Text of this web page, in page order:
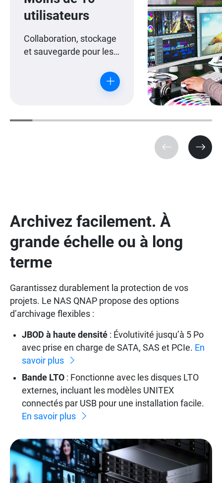
utilisateurs
Collaboration, stockage
et sauvegarde pour les
multi-stations de travail.
Archivez facilement. À
grande échelle ou à long
terme
Garantissez durablement la protection de vos
projets. Le NAS QNAP propose des options
d’archivage flexibles :
JBOD à haute densité : Évolutivité jusqu’à 5 Po
avec prise en charge de SATA, SAS et PCIe. En
savoir plus
Bande LTO : Fonctionne avec les disques LTO
externes, incluant les modèles UNITEX
connectés par USB pour une installation facile.
En savoir plus